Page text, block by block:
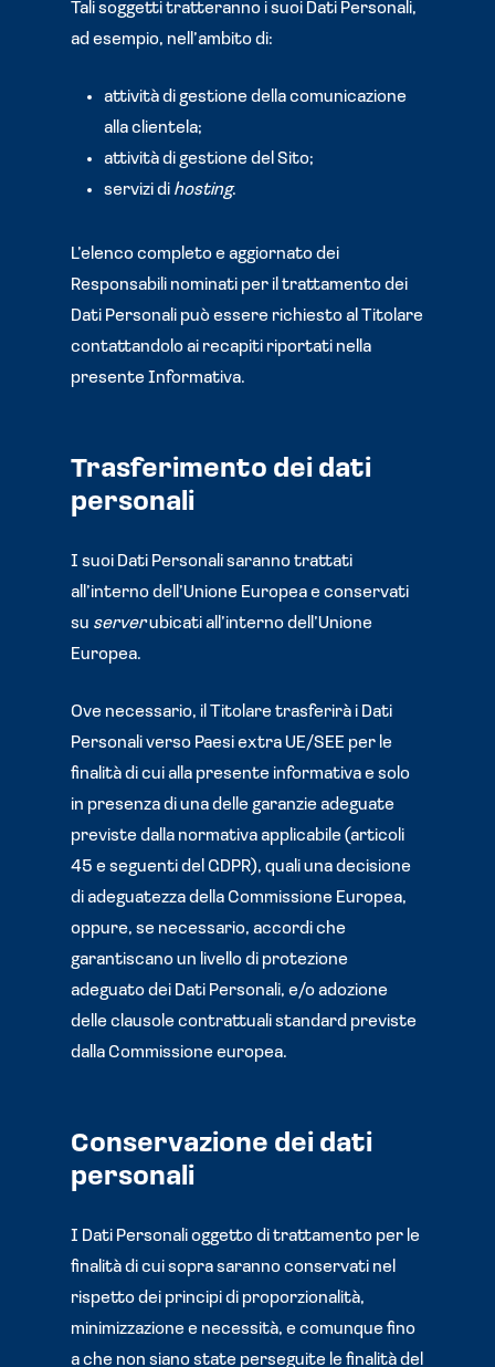
Tali soggetti tratteranno i suoi Dati Personali,
ad esempio, nell’ambito di:
attività di gestione della comunicazione
alla clientela;
attività di gestione del Sito;
servizi di hosting.
L’elenco completo e aggiornato dei
Responsabili nominati per il trattamento dei
Dati Personali può essere richiesto al Titolare
contattandolo ai recapiti riportati nella
presente Informativa.
Trasferimento dei dati
personali
I suoi Dati Personali saranno trattati
all’interno dell’Unione Europea e conservati
su serverubicati all’interno dell’Unione
Europea.
Ove necessario, il Titolare trasferirà i Dati
Personali verso Paesi extra UE/SEE per le
finalità di cui alla presente informativa e solo
in presenza di una delle garanzie adeguate
previste dalla normativa applicabile (articoli
45 e seguenti del GDPR), quali una decisione
di adeguatezza della Commissione Europea,
oppure, se necessario, accordi che
garantiscano un livello di protezione
adeguato dei Dati Personali, e/o adozione
delle clausole contrattuali standard previste
dalla Commissione europea.
Conservazione dei dati
personali
I Dati Personali oggetto di trattamento per le
finalità di cui sopra saranno conservati nel
rispetto dei principi di proporzionalità,
minimizzazione e necessità, e comunque fino
a che non siano state perseguite le finalità del